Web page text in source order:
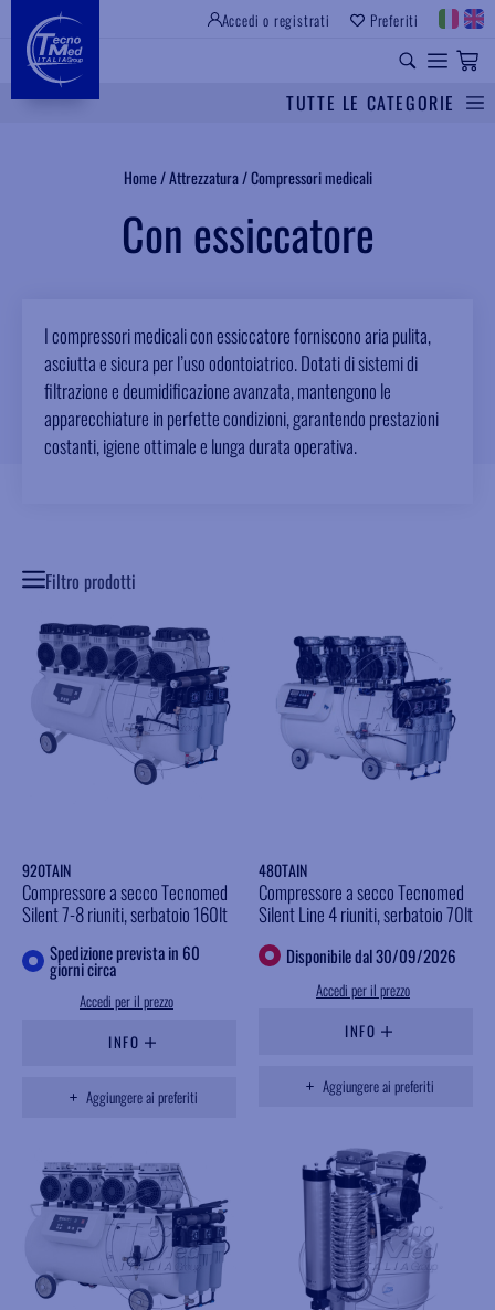
Accedi o registrati Preferiti
TUTTE LE CATEGORIE
Home/Attrezzatura/Compressori medicali
Con essiccatore
I compressori medicali con essiccatore forniscono aria pulita,
asciutta e sicura per l’uso odontoiatrico. Dotati di sistemi di
filtrazione e deumidificazione avanzata, mantengono le
apparecchiature in perfette condizioni, garantendo prestazioni
costanti, igiene ottimale e lunga durata operativa.
Filtro prodotti
920TAIN
Compressore a secco Tecnomed
Silent 7-8 riuniti, serbatoio 160lt
Spedizione prevista in 60
giorni circa
Accedi per il prezzo
INFO
Aggiungere ai preferiti
480TAIN
Compressore a secco Tecnomed
Silent Line 4 riuniti, serbatoio 70lt
Disponibile dal 30/09/2026
Accedi per il prezzo
INFO
Aggiungere ai preferiti